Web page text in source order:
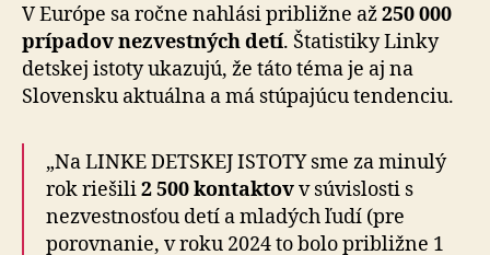
V Európe sa ročne nahlási približne až250 000
prípadov nezvestných detí. Štatistiky Linky
detskej istoty ukazujú, že táto téma je aj na
Slovensku aktuálna a má stúpajúcu tendenciu.
„Na LINKE DETSKEJ ISTOTY sme za minulý
rok riešili2 500 kontaktovv súvislosti s
nezvestnosťou detí a mla­dých ľudí (pre
porovnanie, v roku 2024 to bolo pri­bliž­ne 1